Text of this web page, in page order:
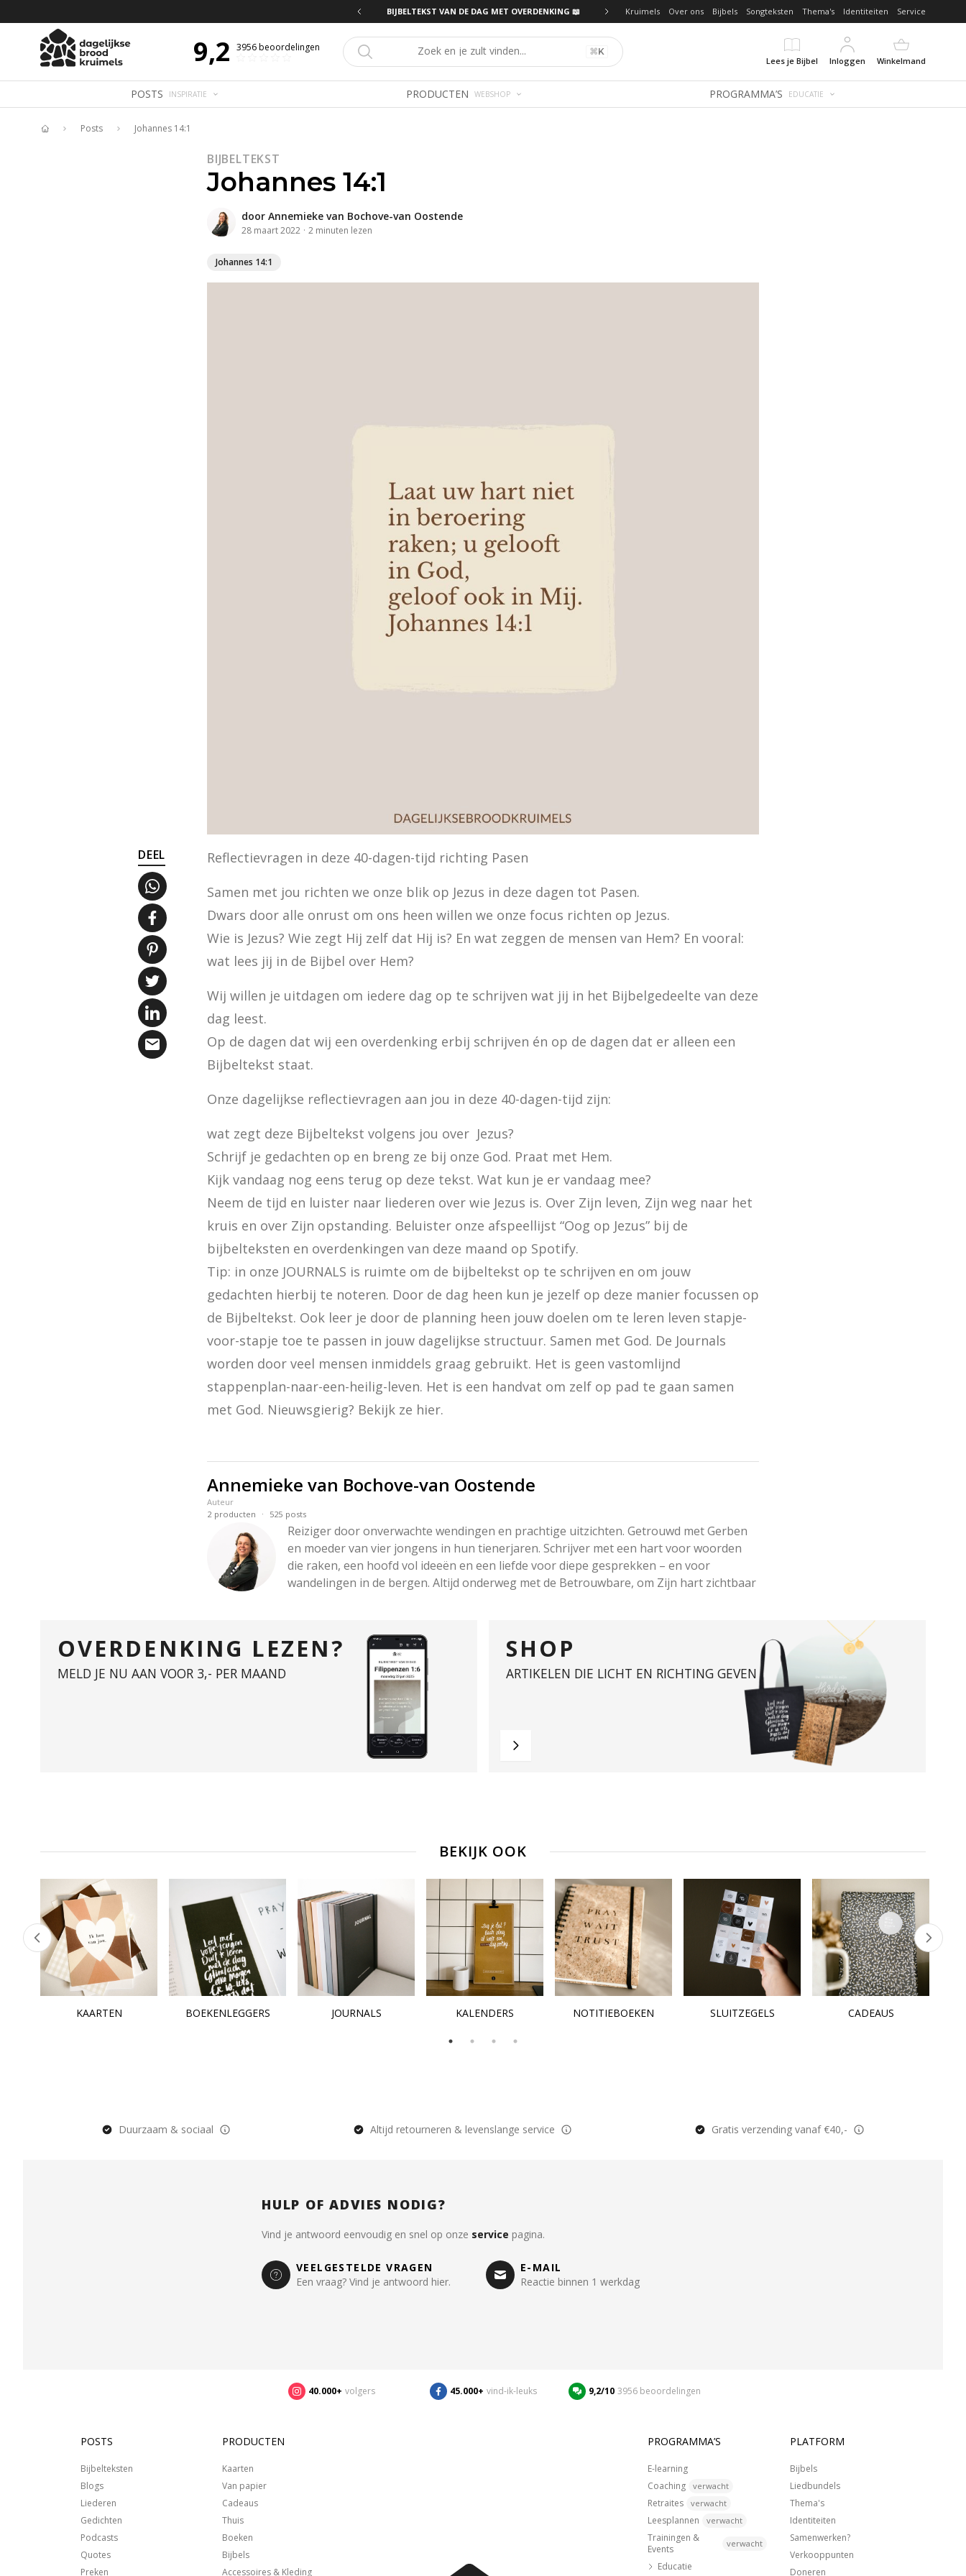
BIJBELTEKST VAN DE DAG MET OVERDENKING 📖 Kruimels Over ons Bijbels Songteksten Thema's Identiteiten Service
9,2 3956beoordelingen ⌘K
Lees je Bijbel
Inloggen Winkelmand
POSTS INSPIRATIE PRODUCTEN WEBSHOP PROGRAMMA’S EDUCATIE
Posts Johannes 14:1
BIJBELTEKST
Johannes 14:1
door Annemieke van Bochove-van Oostende
28 maart 2022 · 2 minuten lezen
Johannes 14:1
DEEL
Reflectievragen in deze 40-dagen-tijd richting Pasen
Samen met jou richten we onze blik op Jezus in deze dagen tot Pasen.
Dwars door alle onrust om ons heen willen we onze focus richten op Jezus.
Wie is Jezus? Wie zegt Hij zelf dat Hij is? En wat zeggen de mensen van Hem? En vooral:
wat lees jij in de Bijbel over Hem?
Wij willen je uitdagen om iedere dag op te schrijven wat jij in het Bijbelgedeelte van deze
dag leest.
Op de dagen dat wij een overdenking erbij schrijven én op de dagen dat er alleen een
Bijbeltekst staat.
Onze dagelijkse reflectievragen aan jou in deze 40-dagen-tijd zijn:
wat zegt deze Bijbeltekst volgens jou over  Jezus?
Schrijf je gedachten op en breng ze bij onze God. Praat met Hem.
Kijk vandaag nog eens terug op deze tekst. Wat kun je er vandaag mee?
Neem de tijd en luister naar liederen over wie Jezus is. Over Zijn leven, Zijn weg naar het
kruis en over Zijn opstanding. Beluister onze afspeellijst “Oog op Jezus” bij de
bijbelteksten en overdenkingen van deze maand op Spotify.
Tip: in onze JOURNALS is ruimte om de bijbeltekst op te schrijven en om jouw
gedachten hierbij te noteren. Door de dag heen kun je jezelf op deze manier focussen op
de Bijbeltekst. Ook leer je door de planning heen jouw doelen om te leren leven stapje-
voor-stapje toe te passen in jouw dagelijkse structuur. Samen met God. De Journals
worden door veel mensen inmiddels graag gebruikt. Het is geen vastomlijnd
stappenplan-naar-een-heilig-leven. Het is een handvat om zelf op pad te gaan samen
met God. Nieuwsgierig? Bekijk ze hier.
Annemieke van Bochove-van Oostende
Auteur
2 producten · 525 posts
Reiziger door onverwachte wendingen en prachtige uitzichten. Getrouwd met Gerben
en moeder van vier jongens in hun tienerjaren. Schrijver met een hart voor woorden
die raken, een hoofd vol ideeën en een liefde voor diepe gesprekken – en voor
wandelingen in de bergen. Altijd onderweg met de Betrouwbare, om Zijn hart zichtbaar
OVERDENKING LEZEN?
MELD JE NU AAN VOOR 3,- PER MAAND
SHOP
ARTIKELEN DIE LICHT EN RICHTING GEVEN
BEKIJK OOK
KAARTEN BOEKENLEGGERS JOURNALS KALENDERS NOTITIEBOEKEN SLUITZEGELS CADEAUS
Duurzaam & sociaal Altijd retourneren & levenslange service Gratis verzending vanaf €40,-
HULP OF ADVIES NODIG?
Vind je antwoord eenvoudig en snel op onze service pagina.
VEELGESTELDE VRAGEN
Een vraag? Vind je antwoord hier.
E-MAIL
Reactie binnen 1 werkdag
40.000+ volgers 45.000+ vind-ik-leuks 9,2/10 3956 beoordelingen
POSTS
Bijbelteksten
Blogs
Liederen
Gedichten
Podcasts
Quotes
Preken
PRODUCTEN
Kaarten
Van papier
Cadeaus
Thuis
Boeken
Bijbels
Accessoires & Kleding
PROGRAMMA’S
E-learning
Coaching
verwacht
Retraites verwacht
Leesplannen verwacht
Trainingen &
Events
verwacht
Educatie
PLATFORM
Bijbels
Liedbundels
Thema's
Identiteiten
Samenwerken?
Verkooppunten
Doneren